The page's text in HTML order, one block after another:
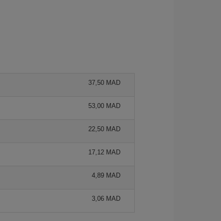
37,50 MAD
53,00 MAD
22,50 MAD
17,12 MAD
4,89 MAD
3,06 MAD